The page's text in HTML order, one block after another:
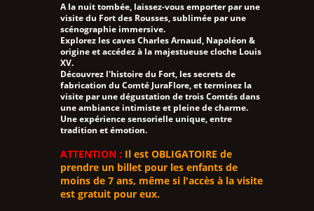
A la nuit tombée, laissez-vous emporter par une
visite du Fort des Rousses, sublimée par une
scénographie immersive.
Explorez les caves Charles Arnaud, Napoléon &
origine et accédez à la majestueuse cloche Louis
XV.
Découvrez l'histoire du Fort, les secrets de
fabrication du Comté JuraFlore, et terminez la
visite par une dégustation de trois Comtés dans
une ambiance intimiste et pleine de charme.
Une expérience sensorielle unique, entre
tradition et émotion.
ATTENTION : Il est OBLIGATOIRE de
prendre un billet pour les enfants de
moins de 7 ans, même si l'accès à la visite
est gratuit pour eux.